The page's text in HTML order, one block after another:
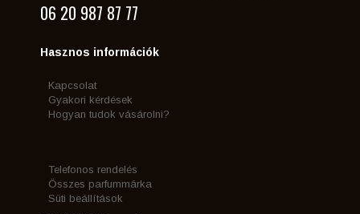
06 20 987 87 77
Hasznos információk
Kapcsolat
Gyakori kérdések
Hogyan tudok vásárolni?
Telefonos rendelés
Összes parfummárka
Süti beállítások